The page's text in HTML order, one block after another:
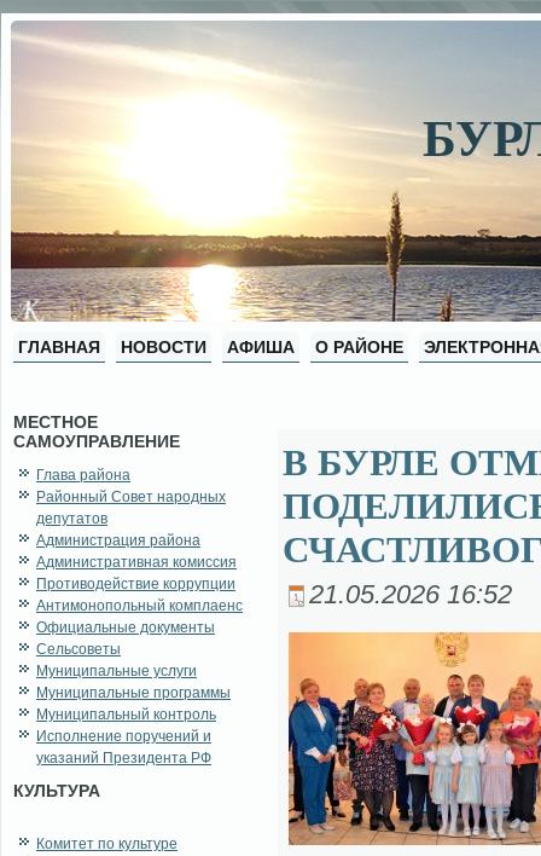
ГЛАВНАЯ НОВОСТИ АФИША О РАЙОНЕ
МЕСТНОЕ
САМОУПРАВЛЕНИЕ
Глава района
Районный Совет народных
депутатов
Администрация района
Административная комиссия
Противодействие коррупции
Антимонопольный комплаенс
Официальные документы
Сельсоветы
Муниципальные услуги
Муниципальные программы
Муниципальный контроль
Исполнение поручений и
указаний Президента РФ
КУЛЬТУРА
Комитет по культуре
В БУРЛЕ
21.05.2026 16:52